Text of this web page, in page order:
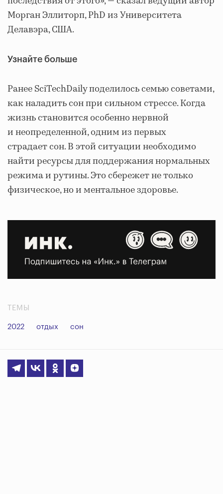
Морган Эллиторп, PhD из Университета
Делавэра, США.
Узнайте больше
Ранее SciTechDaily поделилось семью советами,
как наладить сон при сильном стрессе. Когда
жизнь становится особенно нервной
и неопределенной, одним из первых
страдает сон. В этой ситуации необходимо
найти ресурсы для поддержания нормальных
режима и рутины. Это сбережет не только
физическое, но и ментальное здоровье.
ТЕМЫ
2022 отдых сон